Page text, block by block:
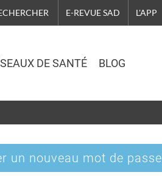
E-REVUE SAD L'APP
DE SANTÉ BLOG
un nouveau mot de passe